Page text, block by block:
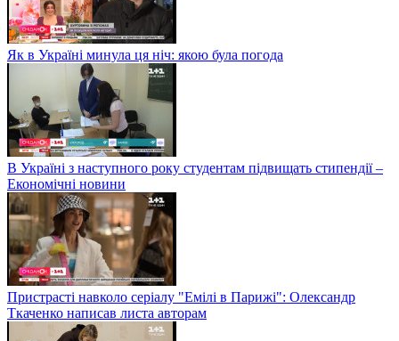
Як в Україні минула ця ніч: якою була погода
В Україні з наступного року студентам підвищать стипендії –
Економічні новини
Пристрасті навколо серіалу "Емілі в Парижі": Олександр
Ткаченко написав листа авторам